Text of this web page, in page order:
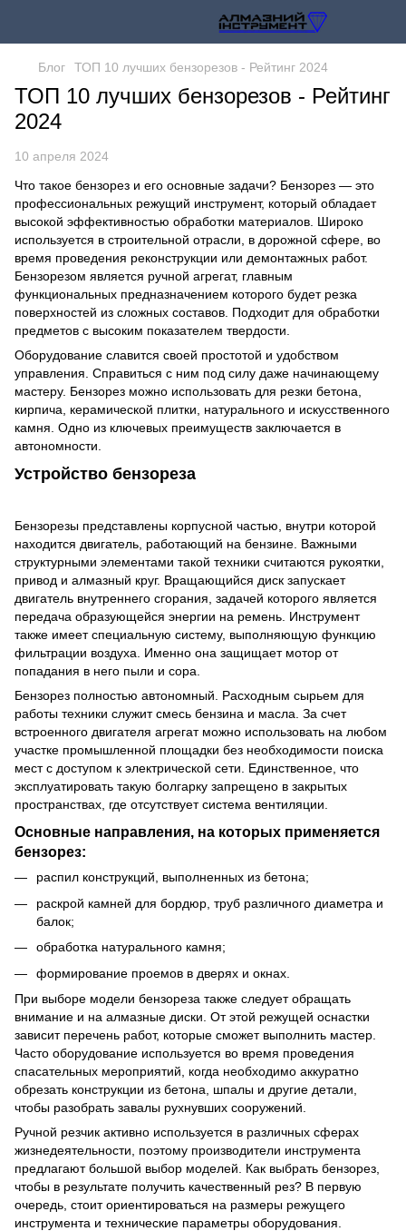
Блог ТОП 10 лучших бензорезов - Рейтинг 2024
ТОП 10 лучших бензорезов - Рейтинг
2024
10 апреля 2024
Что такое бензорез и его основные задачи? Бензорез ― это
профессиональных режущий инструмент, который обладает
высокой эффективностью обработки материалов. Широко
используется в строительной отрасли, в дорожной сфере, во
время проведения реконструкции или демонтажных работ.
Бензорезом является ручной агрегат, главным
функциональных предназначением которого будет резка
поверхностей из сложных составов. Подходит для обработки
предметов с высоким показателем твердости.
Оборудование славится своей простотой и удобством
управления. Справиться с ним под силу даже начинающему
мастеру. Бензорез можно использовать для резки бетона,
кирпича, керамической плитки, натурального и искусственного
камня. Одно из ключевых преимуществ заключается в
автономности.
Устройство бензореза
Бензорезы представлены корпусной частью, внутри которой
находится двигатель, работающий на бензине. Важными
структурными элементами такой техники считаются рукоятки,
привод и алмазный круг. Вращающийся диск запускает
двигатель внутреннего сгорания, задачей которого является
передача образующейся энергии на ремень. Инструмент
также имеет специальную систему, выполняющую функцию
фильтрации воздуха. Именно она защищает мотор от
попадания в него пыли и сора.
Бензорез полностью автономный. Расходным сырьем для
работы техники служит смесь бензина и масла. За счет
встроенного двигателя агрегат можно использовать на любом
участке промышленной площадки без необходимости поиска
мест с доступом к электрической сети. Единственное, что
эксплуатировать такую болгарку запрещено в закрытых
пространствах, где отсутствует система вентиляции.
Основные направления, на которых применяется
бензорез:
распил конструкций, выполненных из бетона;
раскрой камней для бордюр, труб различного диаметра и
балок;
обработка натурального камня;
формирование проемов в дверях и окнах.
При выборе модели бензореза также следует обращать
внимание и на алмазные диски. От этой режущей оснастки
зависит перечень работ, которые сможет выполнить мастер.
Часто оборудование используется во время проведения
спасательных мероприятий, когда необходимо аккуратно
обрезать конструкции из бетона, шпалы и другие детали,
чтобы разобрать завалы рухнувших сооружений.
Ручной резчик активно используется в различных сферах
жизнедеятельности, поэтому производители инструмента
предлагают большой выбор моделей. Как выбрать бензорез,
чтобы в результате получить качественный рез? В первую
очередь, стоит ориентироваться на размеры режущего
инструмента и технические параметры оборудования.